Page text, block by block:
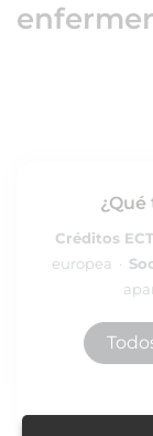
Créditos
europea ·